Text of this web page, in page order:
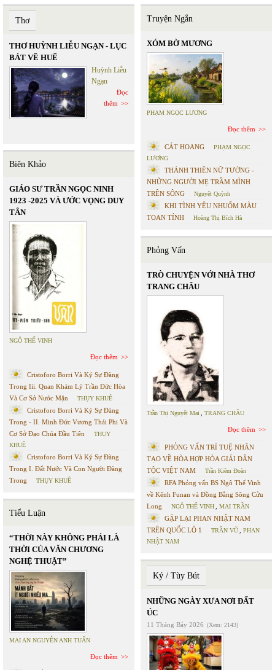
Thơ
THƠ HUỲNH LIỄU NGẠN - LỤC
BÁT VỀ HUẾ
Huỳnh Liễu
Ngạn
Đọc
thêm
Biên Khảo
GIÁO SƯ TRẦN NGỌC NINH
1923 -2025 VÀ ƯỚC VỌNG DUY
TÂN
NGÔ THẾ VINH
Đọc thêm
Cristoforo Borri Và Ký Sự Đàng
Trong Iii. Quan Khám Lý Trần Đức Hòa
Và Cơ Sở Nước Mặn
THỤY KHUÊ
Cristoforo Borri Và Ký Sự Đàng
Trong - II. Minh Đức Vương Thái Phi Và
Cơ Sở Đạo Chúa Đầu Tiên
THỤY
KHUÊ
Cristoforo Borri Và Ký Sự Đàng
Trong I. Đất Nước Và Con Người Đàng
Trong
THỤY KHUÊ
Tiểu Luận
“THỜI NÀY KHÔNG PHẢI LÀ
THỜI CỦA VĂN CHƯƠNG
NGHỆ THUẬT”
MAI AN NGUYỄN ANH TUẤN
Đọc thêm
Truyện Ngắn
XÓM BỜ MƯƠNG
PHẠM NGỌC LƯƠNG
Đọc thêm
CÁT HOANG
PHẠM NGỌC
LƯƠNG
THÁNH THIÊN NỮ TƯỚNG -
NHỮNG NGƯỜI MẸ TRẦM MÌNH
TRÊN SÔNG
Nguyệt Quỳnh
KHI TÌNH YÊU NHUỐM MÀU
TOAN TÍNH
Hoàng Thị Bích Hà
Phỏng Vấn
TRÒ CHUYỆN VỚI NHÀ THƠ
TRANG CHÂU
Trần Thị Nguyệt Mai TRANG CHÂU
Đọc thêm
PHỎNG VẤN TRÍ TUỆ NHÂN
TẠO VỀ HÒA HỢP HÒA GIẢI DÂN
TỘC VIỆT NAM
Trần Kiêm Đoàn
RFA Phỏng vấn BS Ngô Thế Vinh
về Kênh Funan và Đồng Bằng Sông Cửu
Long
NGÔ THẾ VINH MAI TRẦN
GẶP LẠI PHAN NHẬT NAM
TRÊN QUỐC LỘ 1
TRẦN VŨ
PHAN
NHẬT NAM
Ký / Tùy Bút
NHỮNG NGÀY XƯA NƠI ĐẤT
ÚC
11 Tháng Bảy 2026 (Xem: 2143)